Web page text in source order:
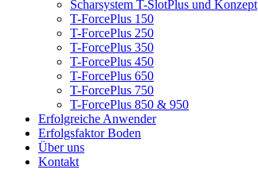
Scharsystem T-SlotPlus und Konzept
T-ForcePlus 150
T-ForcePlus 250
T-ForcePlus 350
T-ForcePlus 450
T-ForcePlus 650
T-ForcePlus 750
T-ForcePlus 850 & 950
Erfolgreiche Anwender
Erfolgsfaktor Boden
Über uns
Kontakt